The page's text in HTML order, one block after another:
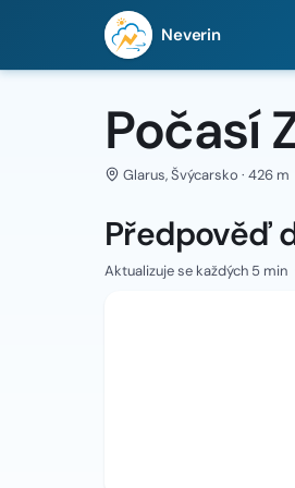
Neverin
Počasí
Glarus, Švýcarsko · 426 m
Předpověď
Aktualizuje se každých 5 min